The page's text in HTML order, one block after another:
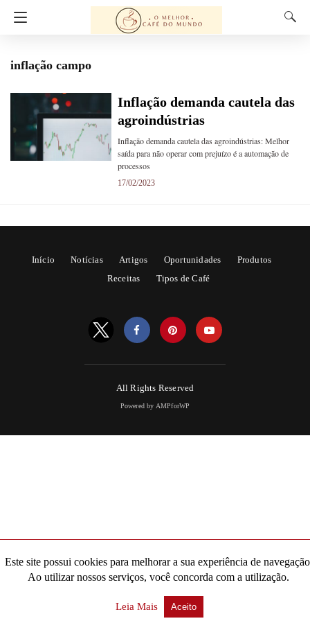
inflação campo
Inflação demanda cautela das
agroindústrias
Inflação demanda cautela das agroindústrias: Melhor
saída para não operar com prejuízo é a automação de
processos
17/02/2023
Início Notícias Artigos Oportunidades
Produtos
Receitas
Tipos de Café
All Rights Reserved
Powered by AMPforWP
Este site possui cookies para melhorar a sua experiência de
Ao utilizar nossos serviços, você concorda com a utilização.
Leia Mais Aceito